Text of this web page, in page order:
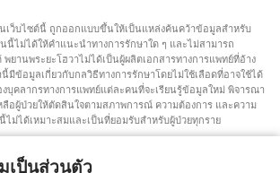
เป็นส่วนตัว
เว็บไซต์​นี้ ถูก​ออก​แบบ​ขึ้น​ให้​เป็น​แหล่ง​ค้นคว้า​ข้อมูล​สำหรับ​
นี้​ไม่​ได้​ให้​คำ​แนะ​นำ​ทาง​การ​รักษา​ใด ๆ และ​ไม่​สามารถ​
ยาน​พระ​ยะโฮวา​ไม่​ได้​เป็น​ผู้​ผลิต​เอกสาร​ทาง​การ​แพทย์​ที่​อ้าง​
นี้​มี​ข้อมูล​เกี่ยว​กับ​กลวิธี​ทาง​การ​รักษา​โดย​ไม่​ใช้​เลือด​ที่​อาจ​ใช้​ได้
บุคลากร​ทาง​การ​แพทย์​แต่​ละ​คน​ที่​จะ​เรียน​รู้​ข้อมูล​ใหม่ พิจารณา​
ลือ​ผู้​ป่วย​ให้​ตัดสิน​ใจ​ตาม​สภาพการณ์ ความ​ต้องการ และ​ความ​
ไม่​ได้​เหมาะ​สม​และ​เป็น​ที่​ยอม​รับ​สำหรับ​ผู้​ป่วย​ทุก​ราย
า​ของ​คุณ คุณ​ต้อง​ไป​พบ​แพทย์​ถ้า​รู้สึก​ว่า​ตัว​เอง​ป่วย